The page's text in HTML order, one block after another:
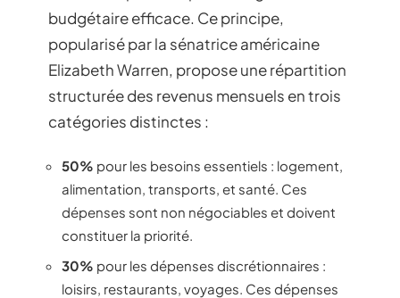
budgétaire efficace. Ce principe,
popularisé par la sénatrice américaine
Elizabeth Warren, propose une répartition
structurée des revenus mensuels en trois
catégories distinctes :
50% pour les besoins essentiels : logement,
alimentation, transports, et santé. Ces
dépenses sont non négociables et doivent
constituer la priorité.
30% pour les dépenses discrétionnaires :
loisirs, restaurants, voyages. Ces dépenses